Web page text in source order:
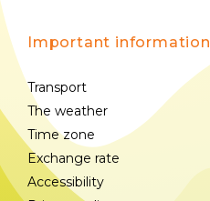
Important information
Transport
The weather
Time zone
Exchange rate
Accessibility